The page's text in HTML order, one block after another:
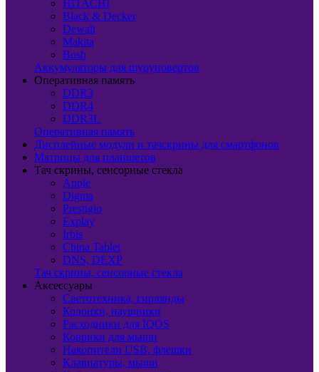
HITACHI
Black & Decker
Dewalt
Makita
Bosh
Аккумуляторы для шуруповертов
Оперативная память
DDR3
DDR4
DDR3L
Оперативная память
Дисплейные модули и тачскрины для смартфонов
Матрицы для планшетов
Тач скрины, сенсорные стекла
Apple
Digma
Prestigio
Explay
Irbis
China Tablet
DNS, DEXP
Тач скрины, сенсорные стекла
Аксессуары
Светотехника, гирлянды
Колонки, наушники
Расходники для IQOS
Коврики для мыши
Накопители USB, флешки
Клавиатуры, мыши